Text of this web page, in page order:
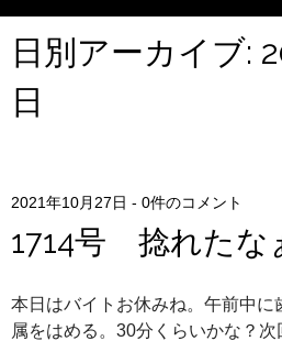
日別アーカイブ:
日
2021年10月27日 - 0件のコメント
1714号 捻れたな
本日はバイトお休みね。午前中に
属をはめる。30分くらいかな？